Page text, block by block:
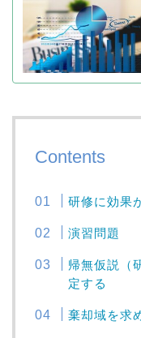
Contents
研修に効果
演習問題
帰無仮説（
定する
棄却域を求